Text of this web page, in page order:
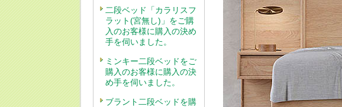
二段ベッド「カラリスフ
ラット(宮無し)」をご購
入のお客様に購入の決め
手を伺いました。
ミンキー二段ベッドをご
購入のお客様に購入の決
め手を伺いました。
ブラント二段ベッドを購